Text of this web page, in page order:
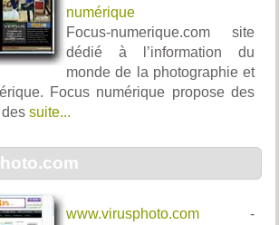
numérique
Focus-numerique.com site
dédié à l’information du
monde de la photographie et
Focus numérique propose des
suite...
www.virusphoto.com -